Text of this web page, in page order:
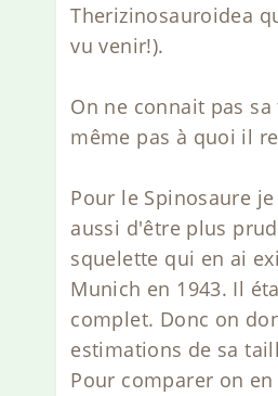
Therizinosauroidea
vu venir!).
On ne connait pas
même pas à quoi il
Pour le Spinosaure
aussi d'être plus
squelette qui en ai
Munich en 1943. Il
complet. Donc on
estimations de sa
Pour comparer on